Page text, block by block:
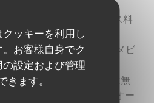
ッキーを利用し
お客様自身でク
の設定および管理
きます。
ァイン料理, 現代フランス料
ガストロレストラン, グルメビ
エストに応じてグルテンは無
飲, ランチフォーミュラ, オー